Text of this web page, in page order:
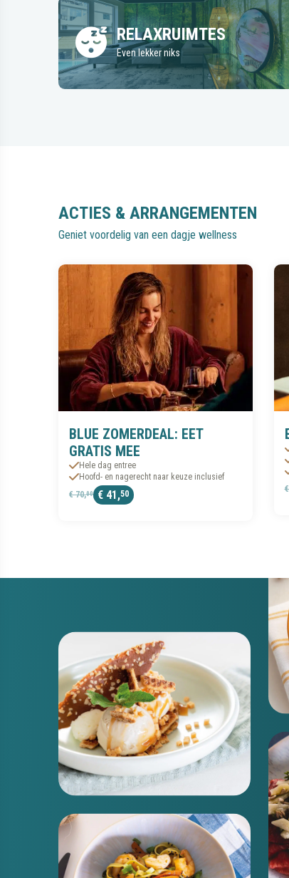
RELAXRUIMTES
Even lekker niks
ACTIES & ARRANGEMENTEN
Geniet voordelig van een dagje wellness
BLUE ZOMERDEAL: EET
GRATIS MEE
Hele dag entree
Hoofd- en nagerecht naar keuze inclusief
€ 70,00 € 41,50